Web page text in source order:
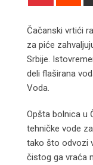
Čačanski vrtići
za piće
Srbije.
deli flaširana
Voda.
Opšta bolnica u
tehničke vode
tako što odvozi
čistog ga vraća